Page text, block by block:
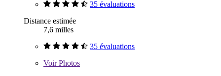
35 évaluations
Distance estimée
7,6 milles
35 évaluations
VoirPhotos